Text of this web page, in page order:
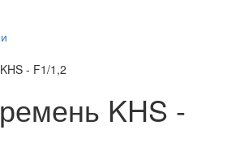
- F1/1,2
KHS -